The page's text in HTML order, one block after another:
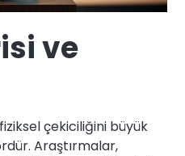
ve
çekiciliğini büyük
Araştırmalar,